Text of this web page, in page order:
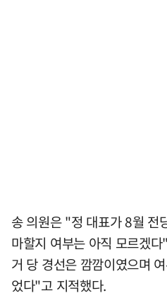
송 의원은 "정 대표가 8월 전
마할지 여부는 아직 모르겠
거 당 경선은 깜깜이였으며
었다"고 지적했다.